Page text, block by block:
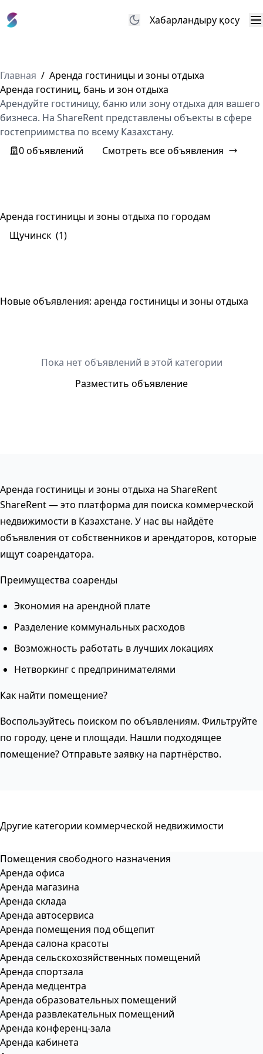
Хабарландыру қосу
Главная / Аренда гостиницы и зоны отдыха
Аренда гостиниц, бань и зон отдыха
Арендуйте гостиницу, баню или зону отдыха для вашего
бизнеса. На ShareRent представлены объекты в сфере
гостеприимства по всему Казахстану.
0 объявлений
Смотреть все объявления
Аренда гостиницы и зоны отдыха по городам
Щучинск (1)
Новые объявления: аренда гостиницы и зоны отдыха
Пока нет объявлений в этой категории
Разместить объявление
Аренда гостиницы и зоны отдыха на ShareRent
ShareRent — это платформа для поиска коммерческой
недвижимости в Казахстане. У нас вы найдёте
объявления от собственников и арендаторов, которые
ищут соарендатора.
Преимущества соаренды
Экономия на арендной плате
Разделение коммунальных расходов
Возможность работать в лучших локациях
Нетворкинг с предпринимателями
Как найти помещение?
Воспользуйтесь поиском по объявлениям. Фильтруйте
по городу, цене и площади. Нашли подходящее
помещение? Отправьте заявку на партнёрство.
Другие категории коммерческой недвижимости
Помещения свободного назначения
Аренда офиса
Аренда магазина
Аренда склада
Аренда автосервиса
Аренда помещения под общепит
Аренда салона красоты
Аренда сельскохозяйственных помещений
Аренда спортзала
Аренда медцентра
Аренда образовательных помещений
Аренда развлекательных помещений
Аренда конференц-зала
Аренда кабинета